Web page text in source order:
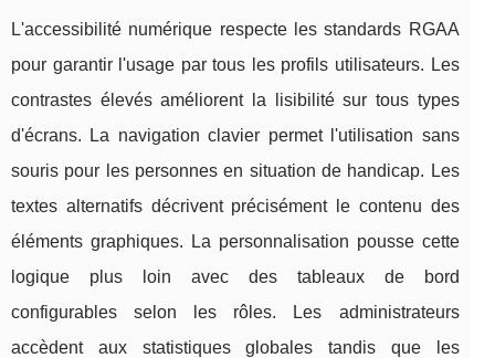
L'accessibilité numérique respecte les standards RGAA
pour garantir l'usage par tous les profils utilisateurs. Les
contrastes élevés améliorent la lisibilité sur tous types
d'écrans. La navigation clavier permet l'utilisation sans
souris pour les personnes en situation de handicap. Les
textes alternatifs décrivent précisément le contenu des
éléments graphiques. La personnalisation pousse cette
logique plus loin avec des tableaux de bord
configurables selon les rôles. Les administrateurs
accèdent aux statistiques globales tandis que les